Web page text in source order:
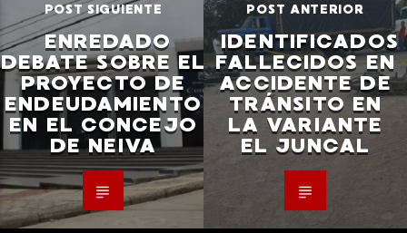
POST SIGUIENTE
ENREDADO
DEBATE SOBRE EL
PROYECTO DE
ENDEUDAMIENTO
EN EL CONCEJO
DE NEIVA
POST ANTERIOR
IDENTIFICADOS
FALLECIDOS EN
ACCIDENTE DE
TRÁNSITO EN
LA VARIANTE
EL JUNCAL